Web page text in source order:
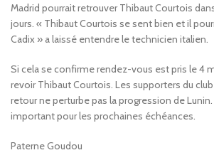
Madrid pourrait retrouver Thibaut Courtois
jours. « Thibaut Courtois se sent bien et il
Cadix » a laissé entendre le technicien italien.
Si cela se confirme rendez-vous est pris le 4
revoir Thibaut Courtois. Les supporters du
retour ne perturbe pas la progression de Lunin.
important pour les prochaines échéances.
Paterne Goudou